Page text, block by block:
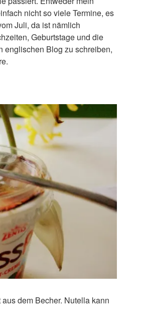
nicht so viele Termine, es
Juli, da ist nämlich
Geburtstage und die
englischen Blog zu schreiben,
dem Becher. Nutella kann